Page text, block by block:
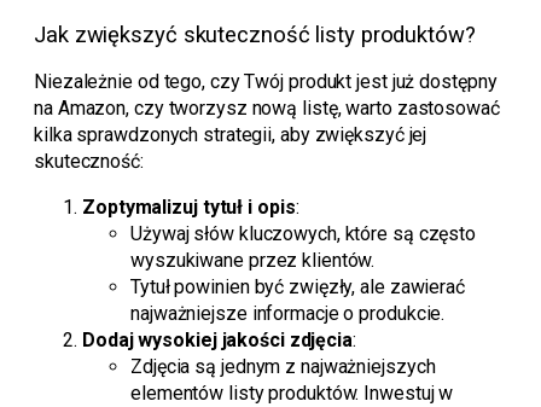
Jak zwiększyć skuteczność listy produktów?
Niezależnie od tego, czy Twój produkt jest już dostępny
na Amazon, czy tworzysz nową listę, warto zastosować
kilka sprawdzonych strategii, aby zwiększyć jej
skuteczność:
Zoptymalizuj tytuł i opis:
Używaj słów kluczowych, które są często
wyszukiwane przez klientów.
Tytuł powinien być zwięzły, ale zawierać
najważniejsze informacje o produkcie.
Dodaj wysokiej jakości zdjęcia:
Zdjęcia są jednym z najważniejszych
elementów listy produktów. Inwestuj w